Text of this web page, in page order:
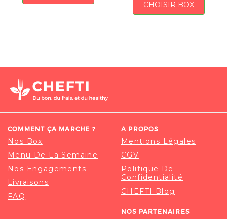
CHOISIR BOX
COMMENT ÇA MARCHE ?
Nos Box
Menu De La Semaine
Nos Engagements
Livraisons
FAQ
A PROPOS
Mentions Légales
CGV
Politique De
Confidentialité
CHEFTI Blog
NOS PARTENAIRES